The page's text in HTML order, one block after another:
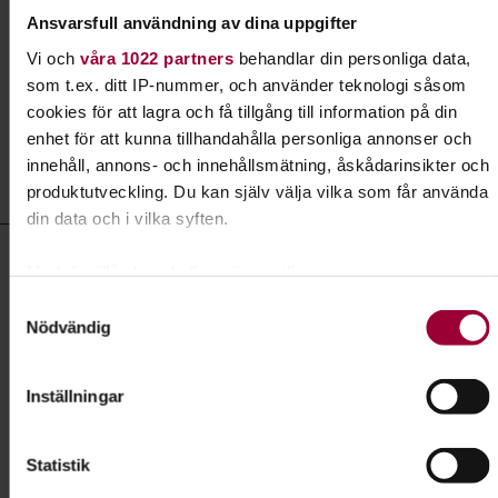
Ansvarsfull användning av dina uppgifter
Vi och våra 1022 partnersbehandlar din personliga data,
som t.ex. ditt IP-nummer, och använder teknologi såsom
cookies för att lagra och få tillgång till information på din
enhet för att kunna tillhandahålla personliga annonser och
innehåll, annons- och innehållsmätning, åskådarinsikter och
produktutveckling. Du kan själv välja vilka som får använda
din data och i vilka syften.
kan ha en noggrannhet på upp till flera meter
Ta reda på mer om hur dina personliga uppgifter behandlas
ändra eller dra tillbaka ditt samtycke när som helst från
Nödvändig
Inställningar
Statistik
Liknande kurser inomFågelskådning
i Blekinge län
Datum
Pris